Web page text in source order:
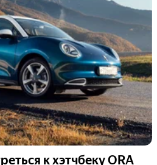
к хэтчбеку ORA